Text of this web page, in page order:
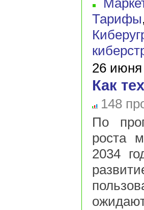
Тарифы,
26 июня
Как
148
По
роста
2034